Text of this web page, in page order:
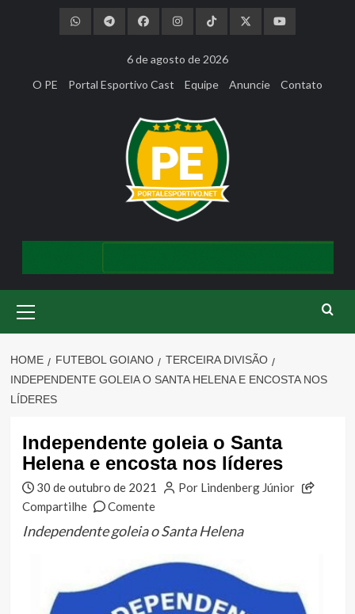
6 de agosto de 2026
O PE
Portal Esportivo Cast Equipe Anuncie Contato
Menu
HOME FUTEBOL GOIANO
TERCEIRA DIVISÃO
INDEPENDENTE GOLEIA O SANTA HELENA E ENCOSTA NOS
LÍDERES
Independente goleia o Santa
Helena e encosta nos líderes
30 de outubro de 2021
Por Lindenberg Júnior
Compartilhe
Comente
Independente goleia o Santa Helena